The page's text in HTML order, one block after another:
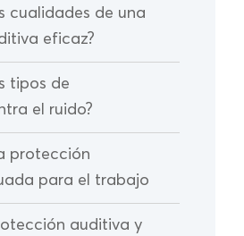
cualidades de una
eficaz?
tipos de
el ruido?
protección
para el trabajo
auditiva y